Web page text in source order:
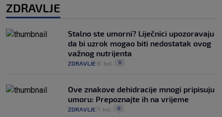
ZDRAVLJE
Stalno ste umorni? Liječnici upozoravaju
da bi uzrok mogao biti nedostatak ovog
važnog nutrijenta
ZDRAVLJE 8. kol. 0
Ove znakove dehidracije mnogi pripisuju
umoru: Prepoznajte ih na vrijeme
ZDRAVLJE 7. kol. 0